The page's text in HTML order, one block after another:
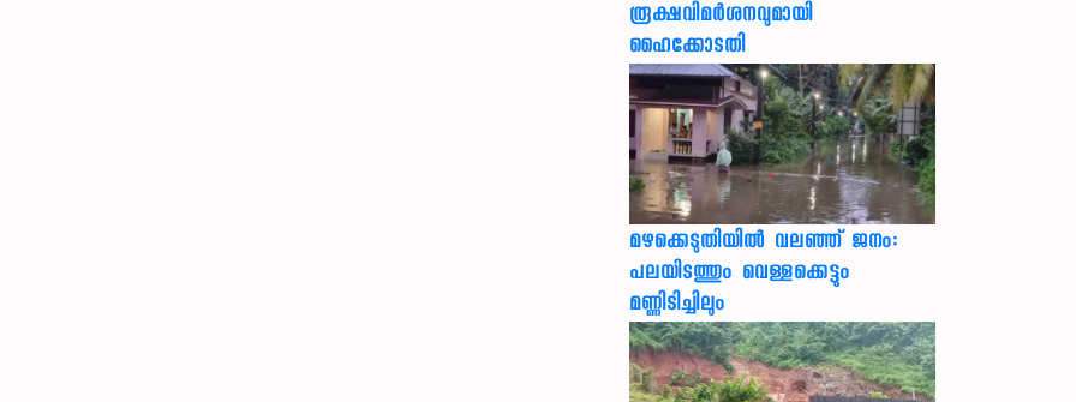
രൂക്ഷവിമർശനവുമായി
ഹൈക്കോടതി
മഴക്കെടുതിയിൽ വലഞ്ഞ് ജനം:
പലയിടത്തും വെള്ളക്കെട്ടും
മണ്ണിടിച്ചിലും